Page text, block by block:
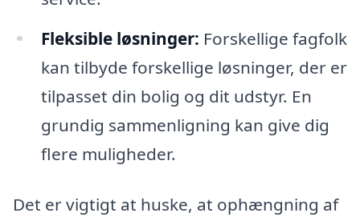
Fleksible løsninger: Forskellige fagfolk
kan tilbyde forskellige løsninger, der er
tilpasset din bolig og dit udstyr. En
grundig sammenligning kan give dig
flere muligheder.
Det er vigtigt at huske, at ophængning af